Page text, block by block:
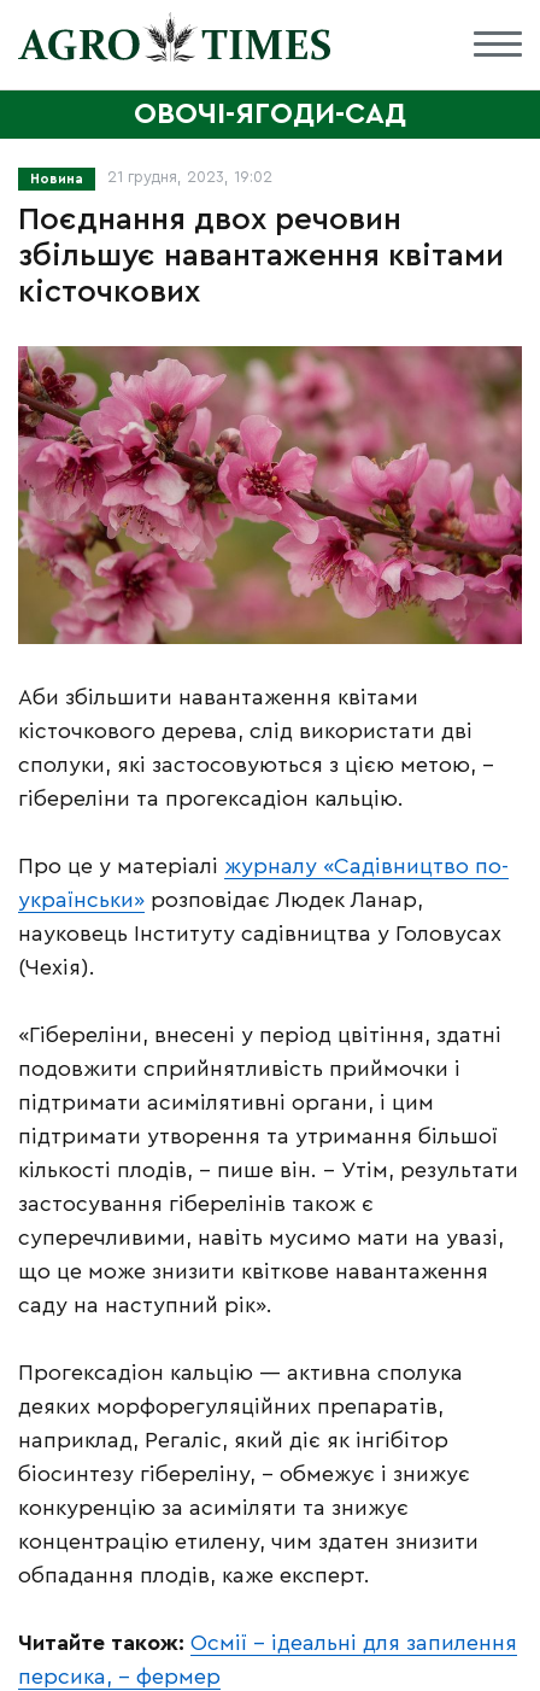
ОВОЧІ-ЯГОДИ-САД
Новина 21 грудня, 2023, 19:02
Поєднання двох речовин
збільшує навантаження квітами
кісточкових
Аби збільшити навантаження квітами
кісточкового дерева, слід використати дві
сполуки, які застосовуються з цією метою, –
гібереліни та прогексадіон кальцію.
Про це у матеріалі журналу «Садівництво по-
українськи» розповідає Людек Ланар,
науковець Інституту садівництва у Головусах
(Чехія).
«Гібереліни, внесені у період цвітіння, здатні
подовжити сприйнятливість приймочки і
підтримати асимілятивні органи, і цим
підтримати утворення та утримання більшої
кількості плодів, – пише він. – Утім, результати
застосування гіберелінів також є
суперечливими, навіть мусимо мати на увазі,
що це може знизити квіткове навантаження
саду на наступний рік».
Прогексадіон кальцію — активна сполука
деяких морфорегуляційних препаратів,
наприклад, Регаліс, який діє як інгібітор
біосинтезу гібереліну, – обмежує і знижує
конкуренцію за асиміляти та знижує
концентрацію етилену, чим здатен знизити
обпадання плодів, каже експерт.
Читайте також: Осмії – ідеальні для запилення
персика, – фермер